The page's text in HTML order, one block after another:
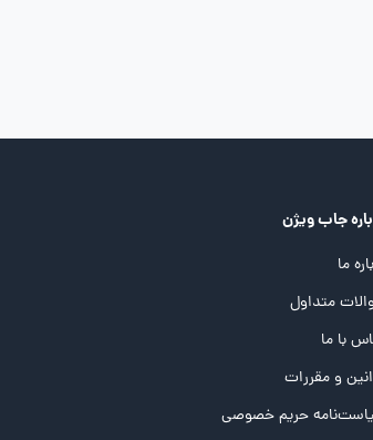
جاب ویژن
ما
متداول
با ما
و مقررات
حریم خصوصی